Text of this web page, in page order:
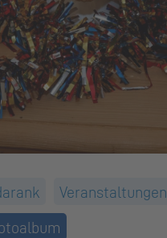
Veranstaltungen